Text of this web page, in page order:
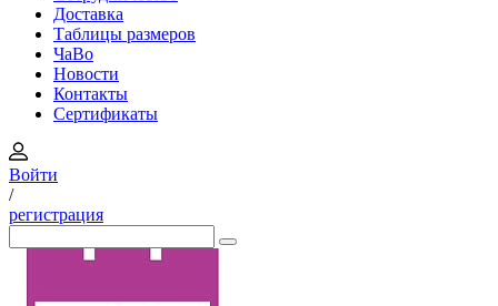
Доставка
Таблицы размеров
ЧаВо
Новости
Контакты
Сертификаты
Войти
/
регистрация